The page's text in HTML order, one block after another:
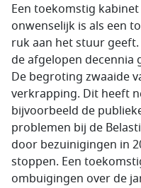
Een toekomstig
onwenselijk is als een
ruk aan het stuur
de afgelopen decennia
De begroting zwaaide
verkrapping. Dit heeft
bijvoorbeeld de
problemen bij de
door bezuinigingen in
stoppen. Een
ombuigingen over de